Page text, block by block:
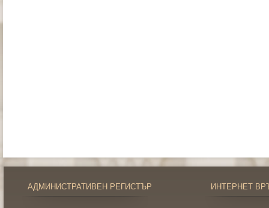
АДМИНИСТРАТИВЕН РЕГИСТЪР ИНТЕРНЕТ